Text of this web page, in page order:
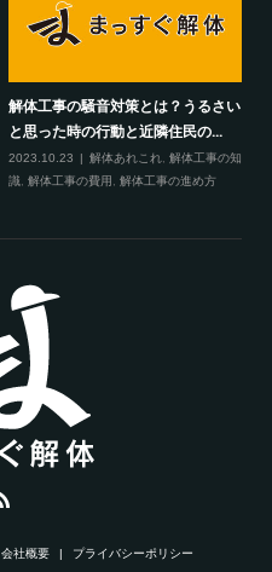
解体工事の騒音対策とは？うるさい
と思った時の行動と近隣住民の...
2023.10.23 解体あれこれ
解体工事の知
識
解体工事の費用 解体工事の進め方
会社概要 プライバシーポリシー